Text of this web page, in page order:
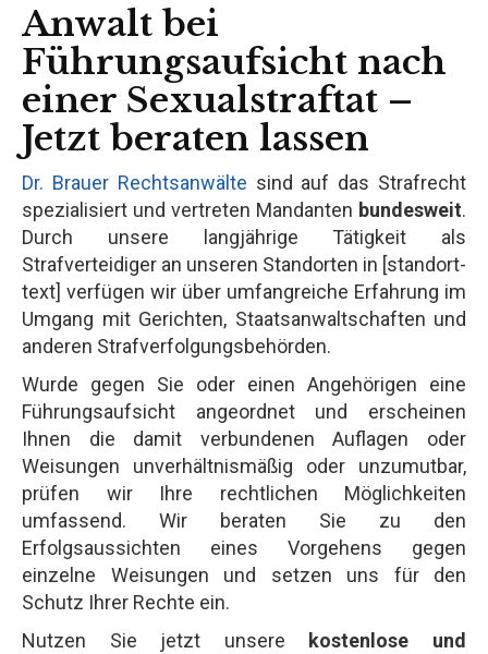
Anwalt bei
Führungsaufsicht nach
einer Sexualstraftat –
Jetzt beraten lassen
Dr. Brauer Rechtsanwälte sind auf das Strafrecht
spezialisiert und vertreten Mandanten bundesweit.
Durch unsere langjährige Tätigkeit als
Strafverteidiger an unseren Standorten in [standort-
text] verfügen wir über umfangreiche Erfahrung im
Umgang mit Gerichten, Staatsanwaltschaften und
anderen Strafverfolgungsbehörden.
Wurde gegen Sie oder einen Angehörigen eine
Führungsaufsicht angeordnet und erscheinen
Ihnen die damit verbundenen Auflagen oder
Weisungen unverhältnismäßig oder unzumutbar,
prüfen wir Ihre rechtlichen Möglichkeiten
umfassend. Wir beraten Sie zu den
Erfolgsaussichten eines Vorgehens gegen
einzelne Weisungen und setzen uns für den
Schutz Ihrer Rechte ein.
Nutzen Sie jetzt unsere kostenlose und